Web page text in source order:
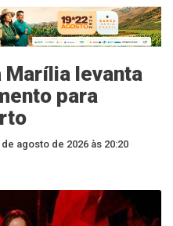
Marília levanta
para
de agosto de 2026 às 20:20